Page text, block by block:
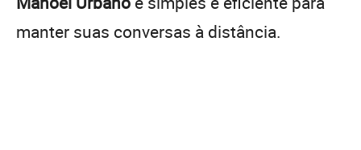
manter suas conversas à distância.